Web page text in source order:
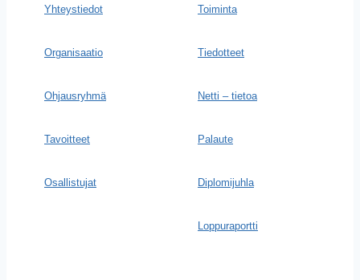
Yhteystiedot Toiminta
Organisaatio Tiedotteet
Ohjausryhmä Netti – tietoa
Tavoitteet Palaute
Osallistujat Diplomijuhla
Loppuraportti